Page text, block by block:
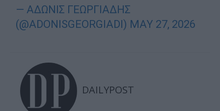
— ΆΔΩΝΙΣ ΓΕΩΡΓΙΆΔΗΣ
(@ADONISGEORGIADI) MAY 27, 2026
DAILYPOST